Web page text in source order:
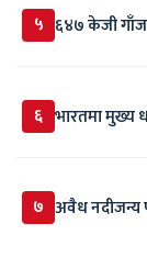
५ ६४७ केजी
६ भारतमा मुख्य
७ अवैध नदीजन्य